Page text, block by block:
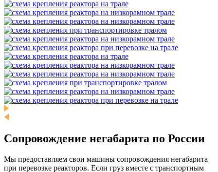
Сопровождение негабарита по России
Мы предоставляем свои машины сопровождения негабарита
при перевозке реакторов. Если груз вместе с транспортным